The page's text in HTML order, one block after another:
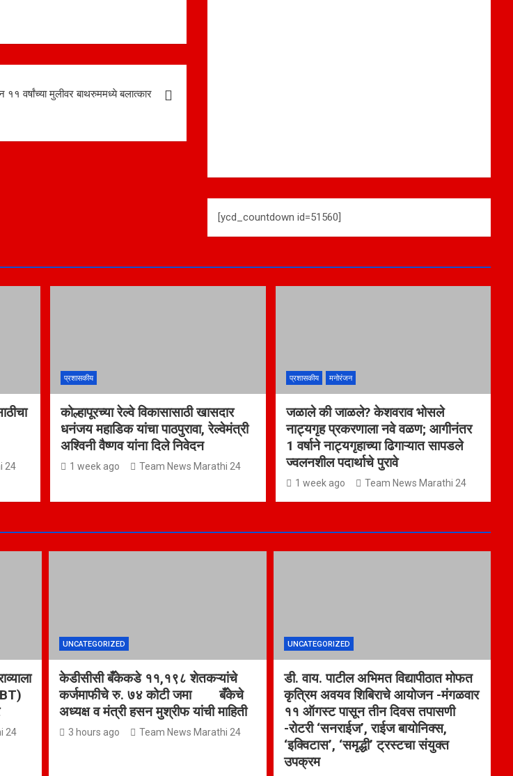
वर्षांच्या मुलीवर बाथरुममध्ये बलात्कार
[ycd_countdown id=51560]
24
प्रशासकीय
कोल्हापूरच्या रेल्वे विकासासाठी खासदार
धनंजय महाडिक यांचा पाठपुरावा, रेल्वेमंत्री
अश्विनी वैष्णव यांना दिले निवेदन
1 week ago Team News Marathi 24
प्रशासकीय मनोरंजन
जळाले की जाळले? केशवराव भोसले
नाट्यगृह प्रकरणाला नवे वळण; आगीनंतर
1 वर्षाने नाट्यगृहाच्या ढिगाऱ्यात सापडले
ज्वलनशील पदार्थाचे पुरावे
1 week ago Team News Marathi 24
24
UNCATEGORIZED
केडीसीसी बँकेकडे ११,१९८ शेतकऱ्यांचे
कर्जमाफीचे रु. ७४ कोटी जमा बँकेचे
अध्यक्ष व मंत्री हसन मुश्रीफ यांची माहिती
3 hours ago Team News Marathi 24
UNCATEGORIZED
डी. वाय. पाटील अभिमत विद्यापीठात मोफत
कृत्रिम अवयव शिबिराचे आयोजन -मंगळवार
११ ऑगस्ट पासून तीन दिवस तपासणी
-रोटरी ‘सनराईज’, राईज बायोनिक्स,
‘इक्विटास’, ‘समृद्धी’ ट्रस्टचा संयुक्त
उपक्रम